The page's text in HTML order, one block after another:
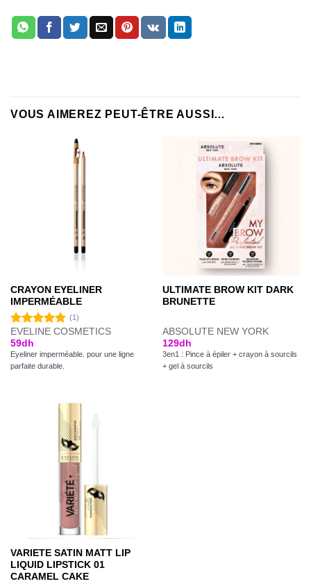
VOUS AIMEREZ PEUT-ÊTRE AUSSI…
CRAYON EYELINER
IMPERMÉABLE
Note5.00
sur 5
(1)
EVELINE COSMETICS
59dh
Eyeliner imperméable. pour une ligne
parfaite durable.
ULTIMATE BROW KIT DARK
BRUNETTE
ABSOLUTE NEW YORK
129dh
3en1 : Pince à épiler + crayon à sourcils
+ gel à sourcils
VARIETE SATIN MATT LIP
LIQUID LIPSTICK 01
CARAMEL CAKE